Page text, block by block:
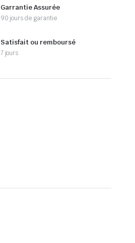
Garrantie Assurée
90 jours de garantie
Satisfait ou remboursé
7 jours